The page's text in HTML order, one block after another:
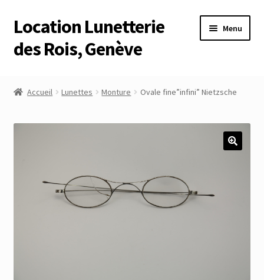
Aller
à
la
Aller
au
contenu
Location Lunetterie
des Rois, Genève
Menu
Accueil Lunettes Monture Ovale fine”infini” Nietzsche